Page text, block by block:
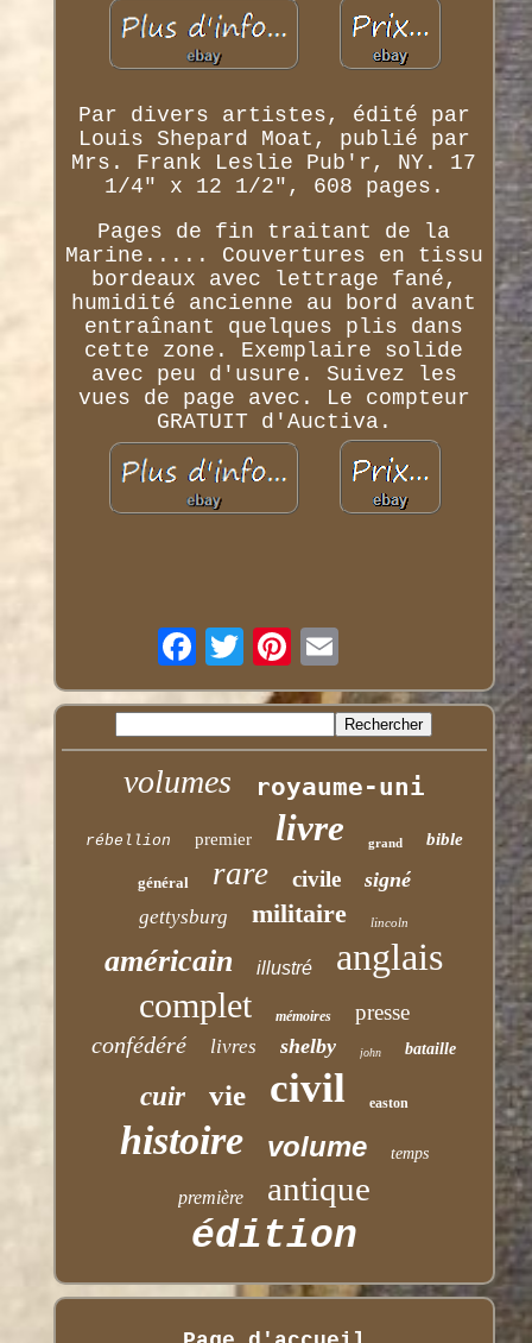
Par divers artistes, édité par
Louis Shepard Moat, publié par
Mrs. Frank Leslie Pub'r, NY. 17
1/4" x 12 1/2", 608 pages.
Pages de fin traitant de la
Marine..... Couvertures en tissu
bordeaux avec lettrage fané,
humidité ancienne au bord avant
entraînant quelques plis dans
cette zone. Exemplaire solide
avec peu d'usure. Suivez les
vues de page avec. Le compteur
GRATUIT d'Auctiva.
volumes royaume-uni
rébellion premier livre grand bible
général rare civile signé
gettysburg militaire lincoln
américain illustré anglais
complet mémoires presse
confédéré livres shelby john bataille
cuir vie civil easton
histoire volume temps
première antique
édition